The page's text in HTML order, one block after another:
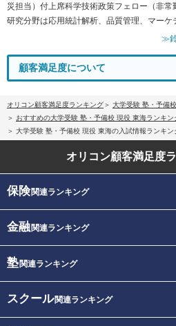
災担当）付上席科学技術政策フェロー（非常
研究分野は応用統計解析、品質管理、マーケ
≫
顧客満足度について
オリコン顧客満足度ランキング
大学受験 塾・予備
おすすめの大学受験 塾・予備校 現役 東海ランキン
大学受験 塾・予備校 現役 東海の入試情報ランキン
オリコン顧客満足度
保険関連ランキング
金融関連ランキング
塾関連ランキング
スクール関連ランキング